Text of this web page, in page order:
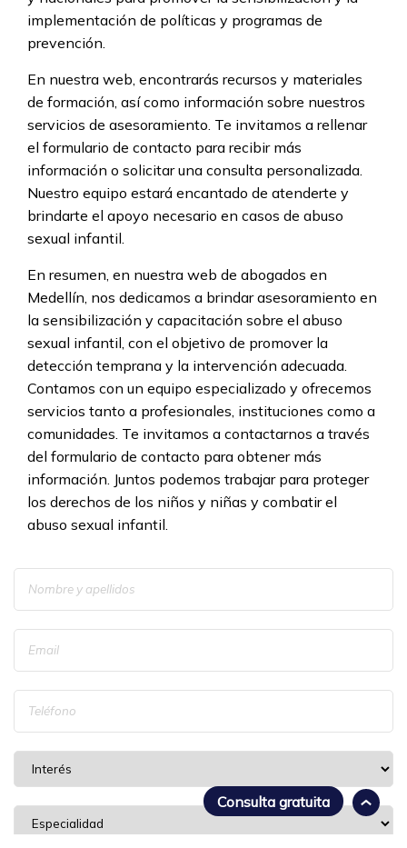
implementación de políticas y programas de
prevención.
En nuestra web, encontrarás recursos y materiales
de formación, así como información sobre nuestros
servicios de asesoramiento. Te invitamos a rellenar
el formulario de contacto para recibir más
información o solicitar una consulta personalizada.
Nuestro equipo estará encantado de atenderte y
brindarte el apoyo necesario en casos de abuso
sexual infantil.
En resumen, en nuestra web de abogados en
Medellín, nos dedicamos a brindar asesoramiento en
la sensibilización y capacitación sobre el abuso
sexual infantil, con el objetivo de promover la
detección temprana y la intervención adecuada.
Contamos con un equipo especializado y ofrecemos
servicios tanto a profesionales, instituciones como a
comunidades. Te invitamos a contactarnos a través
del formulario de contacto para obtener más
información. Juntos podemos trabajar para proteger
los derechos de los niños y niñas y combatir el
abuso sexual infantil.
Consulta gratuita